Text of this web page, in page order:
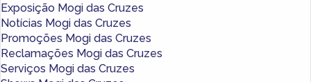
Exposição Mogi das Cruzes
Notícias Mogi das Cruzes
Promoções Mogi das Cruzes
Reclamações Mogi das Cruzes
Serviços Mogi das Cruzes